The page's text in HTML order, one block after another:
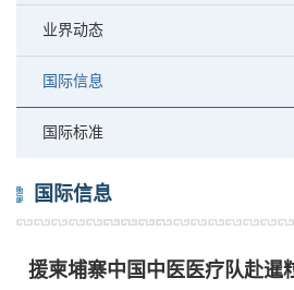
业界动态
国际信息
国际标准
国际信息
援柬埔寨中国中医医疗队赴暹